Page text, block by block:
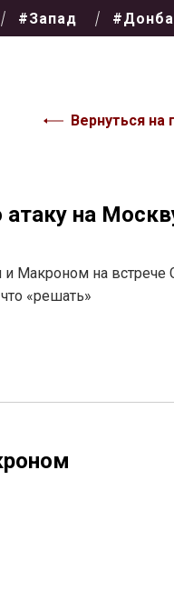
#Запад
Вернуться на
атаку на
Макроном на встрече
«решать»